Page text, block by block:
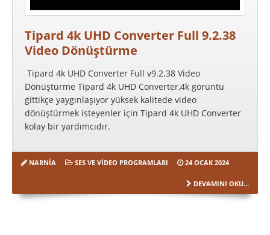
Tipard 4k UHD Converter Full 9.2.38
Video Dönüştürme
Tipard 4k UHD Converter Full v9.2.38 Video
Dönüştürme Tipard 4k UHD Converter,4k görüntü
gittikçe yaygınlaşıyor yüksek kalitede video
dönüştürmek isteyenler için Tipard 4k UHD Converter
kolay bir yardımcıdır.
NARNIA SES VE VIDEO PROGRAMLARI 24 OCAK 2024
DEVAMINI OKU...